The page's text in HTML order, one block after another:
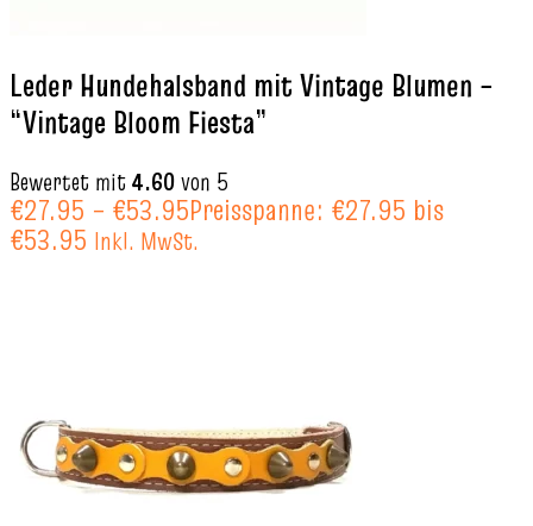
Leder Hundehalsband mit Vintage Blumen –
“Vintage Bloom Fiesta”
Bewertet mit4.60von 5
€27.95 – €53.95Preisspanne: €27.95 bis
€53.95 Inkl. MwSt.